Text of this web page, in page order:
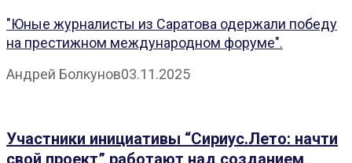
"Юные журналисты из Саратова одержали победу
на престижном международном форуме".
Андрей Болкунов03.11.2025
Участники инициативы “Сириус.Лето: начти